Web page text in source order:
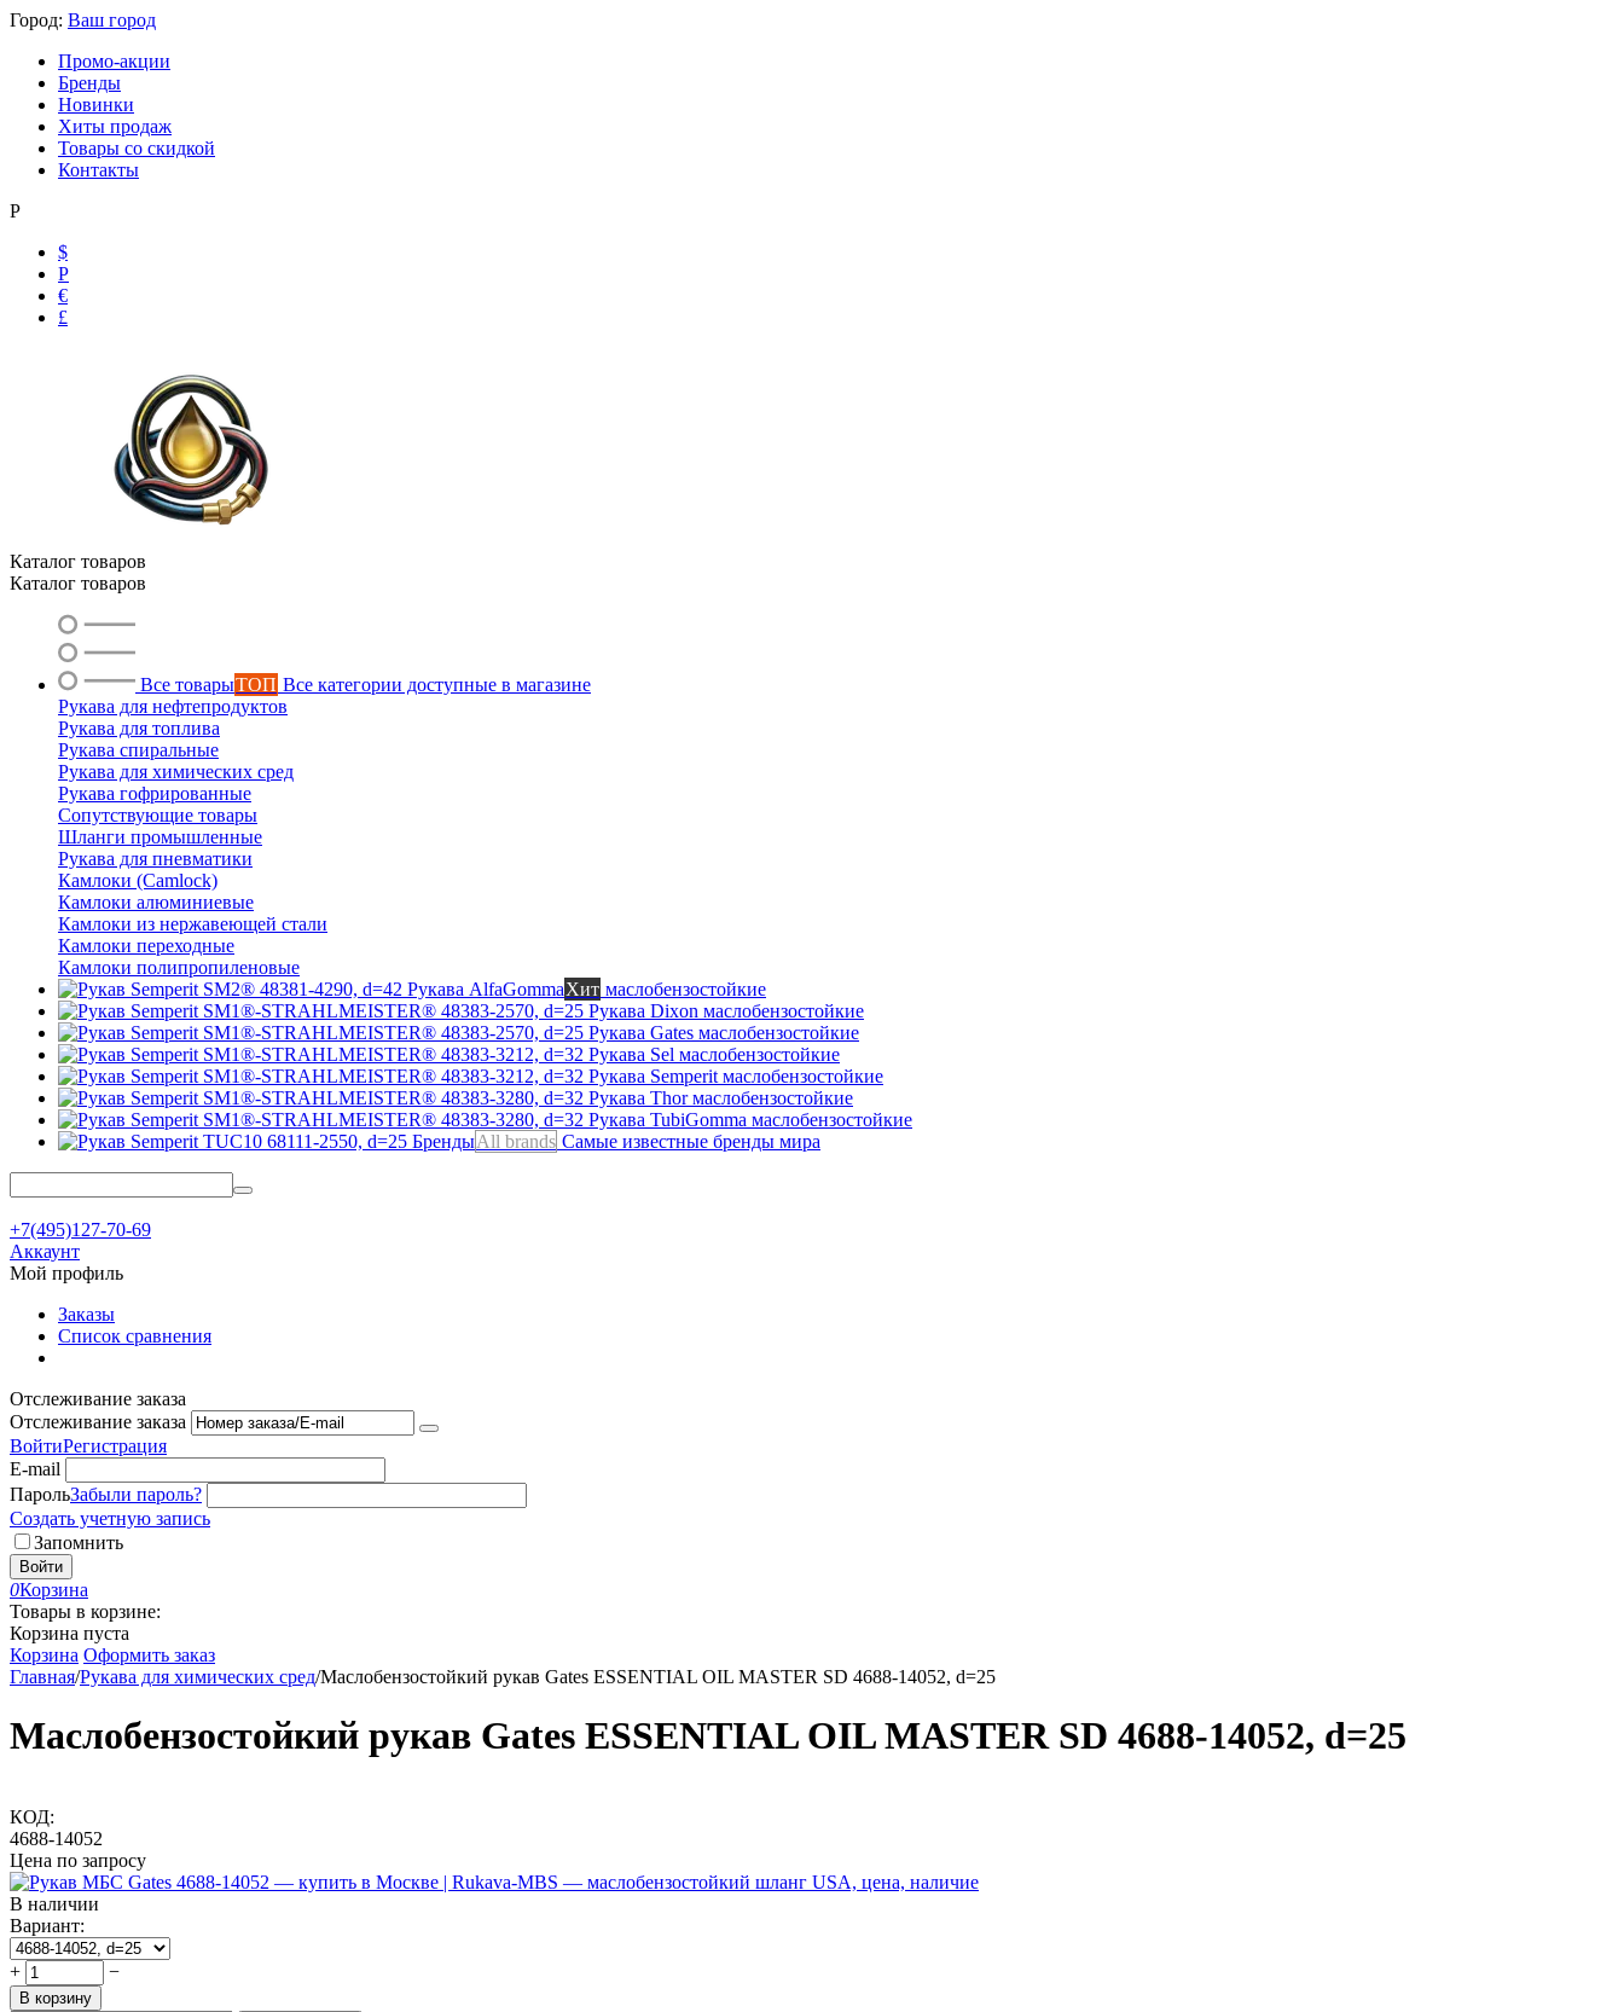
Город: Ваш город
Промо-акции
Бренды
Новинки
Хиты продаж
Товары со скидкой
Контакты
Р
$
Р
€
£
Каталог товаров
Каталог товаров
Все товарыТОП Все категории доступные в магазине
Рукава для нефтепродуктов
Рукава для топлива
Рукава спиральные
Рукава для химических сред
Рукава гофрированные
Сопутствующие товары
Шланги промышленные
Рукава для пневматики
Камлоки (Camlock)
Камлоки алюминиевые
Камлоки из нержавеющей стали
Камлоки переходные
Камлоки полипропиленовые
Рукава AlfaGommaХит маслобензостойкие
Рукава Dixon маслобензостойкие
Рукава Gates маслобензостойкие
Рукава Sel маслобензостойкие
Рукава Semperit маслобензостойкие
Рукава Thorмаслобензостойкие
Рукава TubiGomma маслобензостойкие
БрендыAll brands Самые известные бренды мира
+7(495)127-70-69
Аккаунт
Мой профиль
Заказы
Список сравнения
Отслеживание заказа
Отслеживание заказа
ВойтиРегистрация
E-mail
ПарольЗабыли пароль?
Создать учетную запись
Запомнить
Войти
0Корзина
Товары в корзине:
Корзина пуста
Корзина Оформить заказ
Главная/Рукава для химических сред/Маслобензостойкий рукав Gates ESSENTIAL OIL MASTER SD 4688-14052, d=25
Маслобензостойкий рукав Gates ESSENTIAL OIL MASTER SD 4688-14052, d=25
КОД:
4688-14052
Цена по запросу
В наличии
Вариант:
+ −
В корзину